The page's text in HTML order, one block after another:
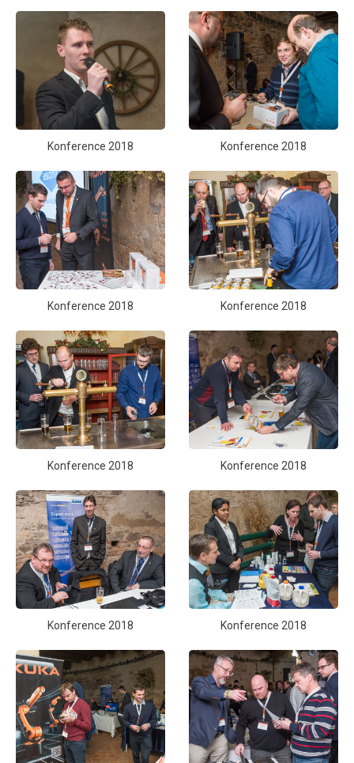
Konference 2018 Konference 2018
Konference 2018 Konference 2018
Konference 2018 Konference 2018
Konference 2018 Konference 2018